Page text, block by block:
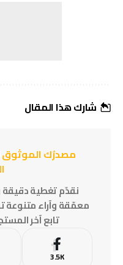
شارك هذا المقال
مصدرُك الموثوق
نقدّم تغطية دقيقة
معمّقة وآراء متنوعة
تابع آخر
3.5K